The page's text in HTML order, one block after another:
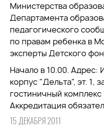
Министерства
Департамента
педагогического
по правам ребенка в
эксперты Детского
Начало в 10.00. Адрес:
корпус "Дельта", эт. 1,
гостиничный
Аккредитация
15 ДЕКАБРЯ 2011